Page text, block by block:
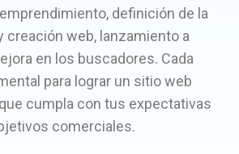
definición de la
creación web, lanzamiento a
en los buscadores. Cada
para lograr un sitio web
cumpla con tus expectativas
comerciales.